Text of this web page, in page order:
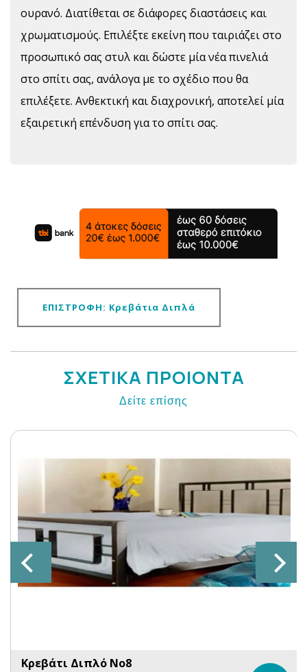
ουρανό. Διατίθεται σε διάφορες διαστάσεις και
χρωματισμούς. Επιλέξτε εκείνη που ταιριάζει στο
προσωπικό σας στυλ και δώστε μία νέα πινελιά
στο σπίτι σας, ανάλογα με το σχέδιο που θα
επιλέξετε. Ανθεκτική και διαχρονική, αποτελεί μία
εξαιρετική επένδυση για το σπίτι σας.
ΕΠΙΣΤΡΟΦΗ: Κρεβάτια Διπλά
ΣΧΕΤΙΚΑ ΠΡΟΙΟΝΤΑ
Δείτε επίσης
Κρεβάτι Διπλό No8